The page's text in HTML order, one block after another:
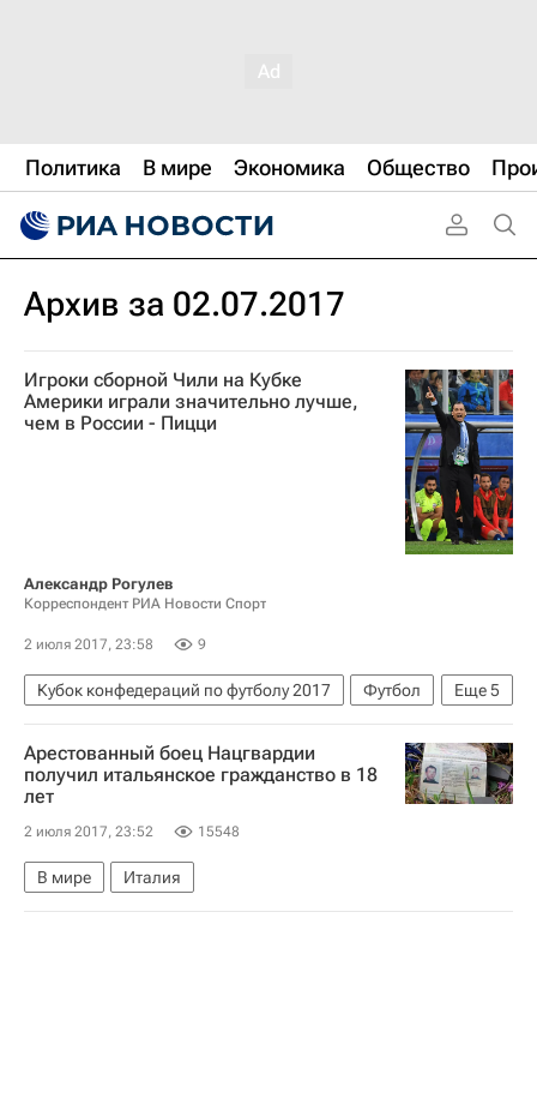
Политика В мире Экономика Общество
Архив за 02.07.2017
Игроки сборной Чили на Кубке
Америки играли значительно лучше,
чем в России - Пицци
Александр Рогулев
Корреспондент РИА Новости Спорт
2 июля 2017, 23:58 9
Еще5
Кубок конфедераций по футболу 2017
Футбол
Спорт
Хуан Антонио Пицци
Кубок конфедераций 2017
Германия
Чили
Арестованный боец Нацгвардии
получил итальянское гражданство в 18
лет
2 июля 2017, 23:52 15548
В мире Италия